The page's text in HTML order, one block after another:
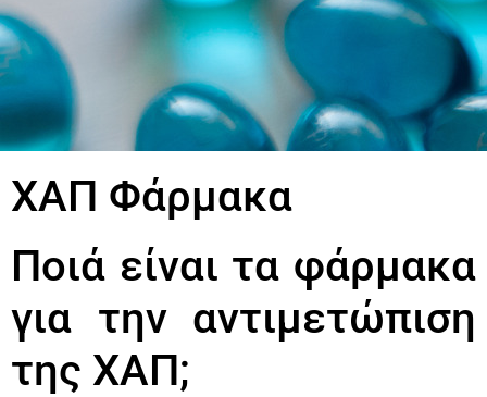
ΧΑΠ Φάρμακα
Ποιά είναι τα φάρμακα
για την αντιμετώπιση
της ΧΑΠ;